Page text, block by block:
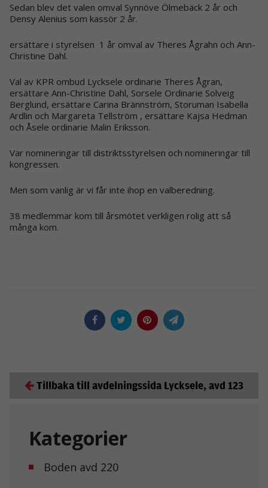
Tillbaka till avdelningssida Lycksele, avd 123
Kategorier
Boden avd 220
Sedan blev det valen omval Synnöve Ölmebäck 2 år och
Densy Alenius som kassör 2 år.
ersättare i styrelsen 1 år omval av Theres Ågrahn och Ann-
Christine Dahl.
Val av KPR ombud Lycksele ordinarie Theres Ågran,
ersättare Ann-Christine Dahl, Sorsele Ordinarie Solveig
Berglund, ersättare Carina Brännström, Storuman Isabella
Ardlin och Margareta Tellström , ersättare Kajsa Hedman
och Åsele ordinarie Malin Eriksson.
Var nomineringar till distriktsstyrelsen och nomineringar till
kongressen.
Men som vanlig är vi får inte ihop en valberedning.
38 medlemmar kom till årsmötet verkligen rolig att så
många kom.